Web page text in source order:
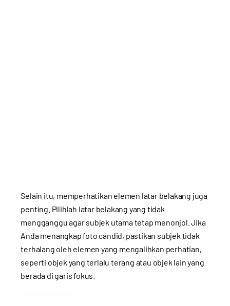
Selain itu, memperhatikan elemen latar belakang juga
penting. Pilihlah latar belakang yang tidak
mengganggu agar subjek utama tetap menonjol. Jika
Anda menangkap foto candid, pastikan subjek tidak
terhalang oleh elemen yang mengalihkan perhatian,
seperti objek yang terlalu terang atau objek lain yang
berada di garis fokus.